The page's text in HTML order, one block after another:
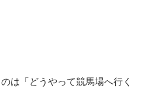
は「どうやって競馬場へ行く